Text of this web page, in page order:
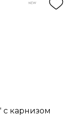
с карнизом